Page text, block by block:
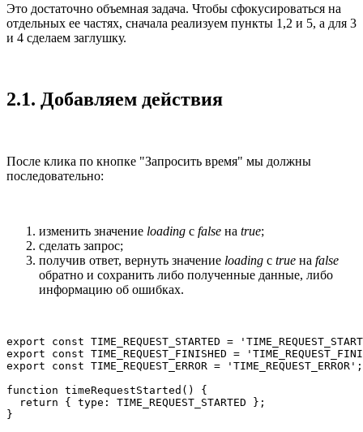
Это достаточно объемная задача. Чтобы сфокусироваться на
отдельных ее частях, сначала реализуем пункты 1,2 и 5, а для 3
и 4 сделаем заглушку.
2.1. Добавляем действия
После клика по кнопке "Запросить время" мы должны
последовательно:
изменить значение loading с false на true;
сделать запрос;
получив ответ, вернуть значение loading с true на false
обратно и сохранить либо полученные данные, либо
информацию об ошибках.
export const TIME_REQUEST_STARTED =
export const TIME_REQUEST_FINISHED =
export const TIME_REQUEST_ERROR = 'TIME_REQUEST_ERROR';
function timeRequestStarted() {
  return { type: TIME_REQUEST_STARTED };
}